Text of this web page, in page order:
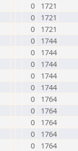
0
1721
0
1721
0
1721
0
1744
0
1744
0
1744
0
1744
0
1744
0
1764
0
1764
0
1764
0
1764
0
1764